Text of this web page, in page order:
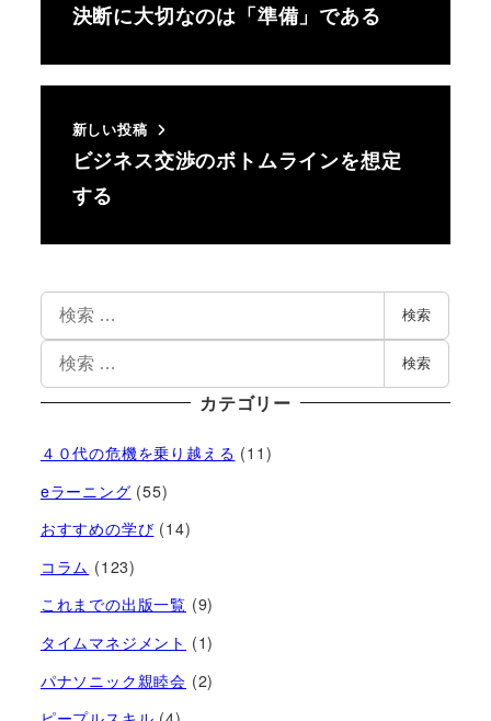
決断に大切なのは「準備」である
新しい投稿
ビジネス交渉のボトムラインを想定
する
検索
検索
カテゴリー
４０代の危機を乗り越える (11)
eラーニング (55)
おすすめの学び (14)
コラム (123)
これまでの出版一覧 (9)
タイムマネジメント (1)
パナソニック親睦会 (2)